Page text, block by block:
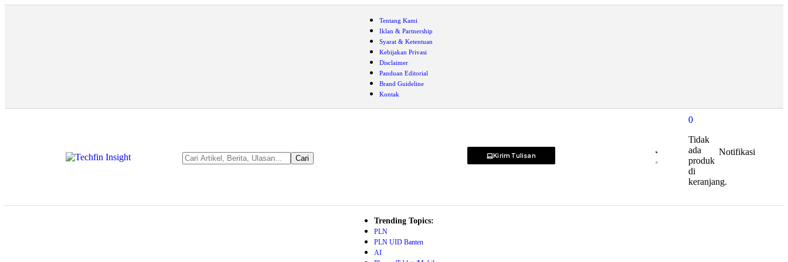
Tentang Kami
Iklan & Partnership
Syarat & Ketentuan
Kebijakan Privasi
Disclaimer
Panduan Editorial
Brand Guideline
Kontak
0
Tidak
ada
produk
di
keranjang.
Notifikasi
Kirim Tulisan
Trending Topics:
PLN
PLN UID Banten
AI